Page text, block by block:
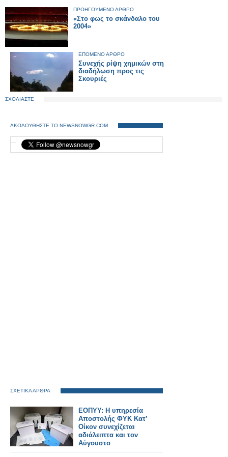
ΠΡΟΗΓΟΥΜΕΝΟ ΑΡΘΡΟ
«Στο φως το σκάνδαλο του
2004»
ΕΠΟΜΕΝΟ ΑΡΘΡΟ
Συνεχής ρίψη χημικών στη
διαδήλωση προς τις
Σκουριές
ΣΧΟΛΙΑΣΤΕ
ΑΚΟΛΟΥΘΗΣΤΕ ΤΟ NEWSNOWGR.COM
ΣΧΕΤΙΚΑ ΑΡΘΡΑ
ΕΟΠΥΥ: Η υπηρεσία
Αποστολής ΦΥΚ Κατ’
Οίκον συνεχίζεται
αδιάλειπτα και τον
Αύγουστο